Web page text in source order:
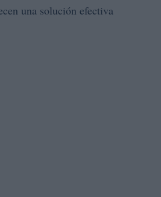
una solución efectiva